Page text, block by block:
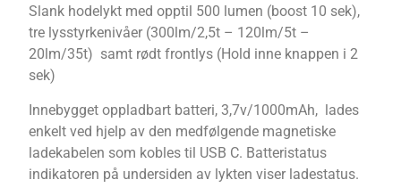
Slank hodelykt med opptil 500 lumen (boost 10 sek),
tre lysstyrkenivåer (300lm/2,5t – 120lm/5t –
20lm/35t) samt rødt frontlys (Hold inne knappen i 2
sek)
Innebygget oppladbart batteri, 3,7v/1000mAh, lades
enkelt ved hjelp av den medfølgende magnetiske
ladekabelen som kobles til USB C. Batteristatus
indikatoren på undersiden av lykten viser ladestatus.